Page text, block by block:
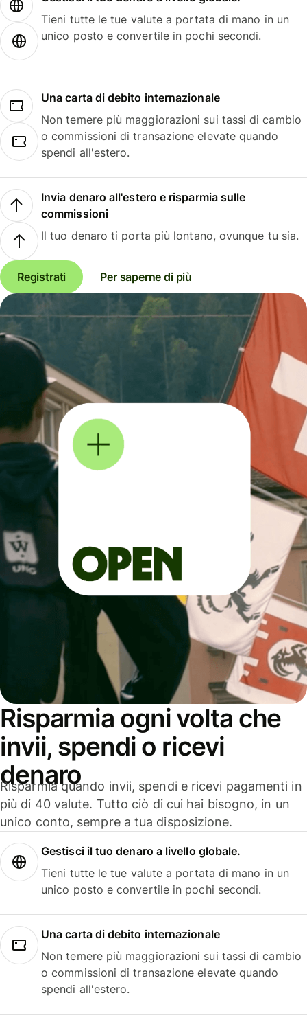
Tieni tutte le tue valute a portata di mano in un
unico posto e convertile in pochi secondi.
Una carta di debito internazionale
Non temere più maggiorazioni sui tassi di cambio
o commissioni di transazione elevate quando
spendi all'estero.
Invia denaro all'estero e risparmia sulle
commissioni
Il tuo denaro ti porta più lontano, ovunque tu sia.
Registrati Per saperne di più
Risparmia ogni volta che
invii, spendi o ricevi
denaro
Risparmia quando invii, spendi e ricevi pagamenti in
più di 40 valute. Tutto ciò di cui hai bisogno, in un
unico conto, sempre a tua disposizione.
Gestisci il tuo denaro a livello globale.
Tieni tutte le tue valute a portata di mano in un
unico posto e convertile in pochi secondi.
Una carta di debito internazionale
Non temere più maggiorazioni sui tassi di cambio
o commissioni di transazione elevate quando
spendi all'estero.